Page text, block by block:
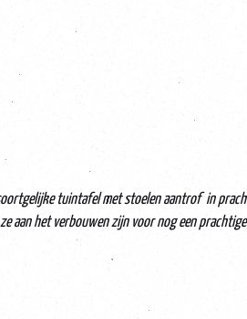
tuintafel met stoelen aantrof in
het verbouwen zijn voor nog een